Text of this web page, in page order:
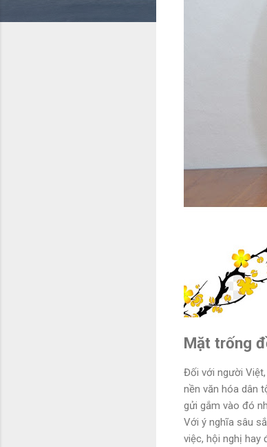
Mặt trống
Đối với người
nền văn hóa dân
gửi gắm vào đó
Với ý nghĩa sâu
việc, hội nghị hay